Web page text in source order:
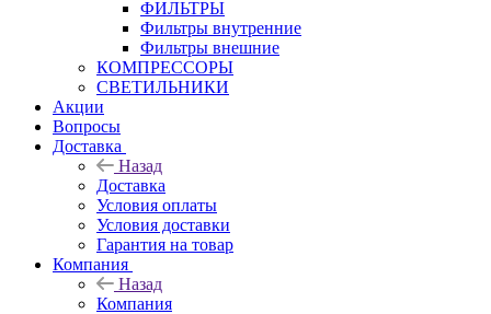
ФИЛЬТРЫ
Фильтры внутренние
Фильтры внешние
КОМПРЕССОРЫ
СВЕТИЛЬНИКИ
Акции
Вопросы
Доставка
Назад
Доставка
Условия оплаты
Условия доставки
Гарантия на товар
Компания
Назад
Компания